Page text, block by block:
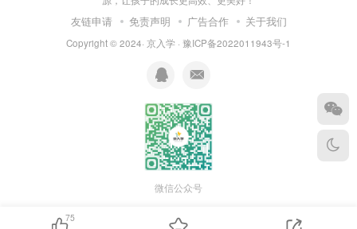
发文号：2023规自（昌）建字0048号
建设单位(个人)：北京怡同置业有限公司
建设项目名称：昌平区沙河高教园区四期（二）
地块土地一级开发项目CP01-0302-0002、
0003、0004、0009、0010、0012、0008、
0013地块R2二类居住用地、A33基础教育用
楼等41项）
友链申请 免责声明 广告合作 关于我们
Copyright © 2024· 京入学 · 豫ICP备2022011943号-1
微信公众号
75